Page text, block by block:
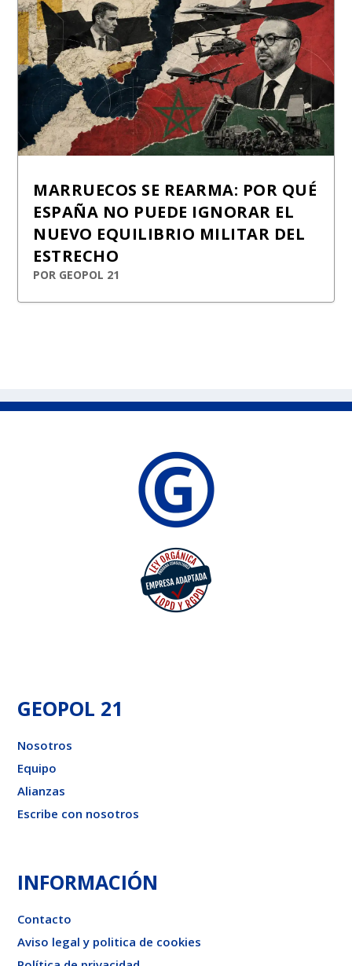
MARRUECOS SE REARMA: POR QUÉ
ESPAÑA NO PUEDE IGNORAR EL
NUEVO EQUILIBRIO MILITAR DEL
ESTRECHO
POR GEOPOL 21
GEOPOL 21
Nosotros
Equipo
Alianzas
Escribe con nosotros
INFORMACIÓN
Contacto
Aviso legal y politica de cookies